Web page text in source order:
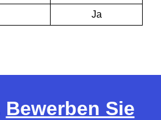
Ja
Bewerben Sie